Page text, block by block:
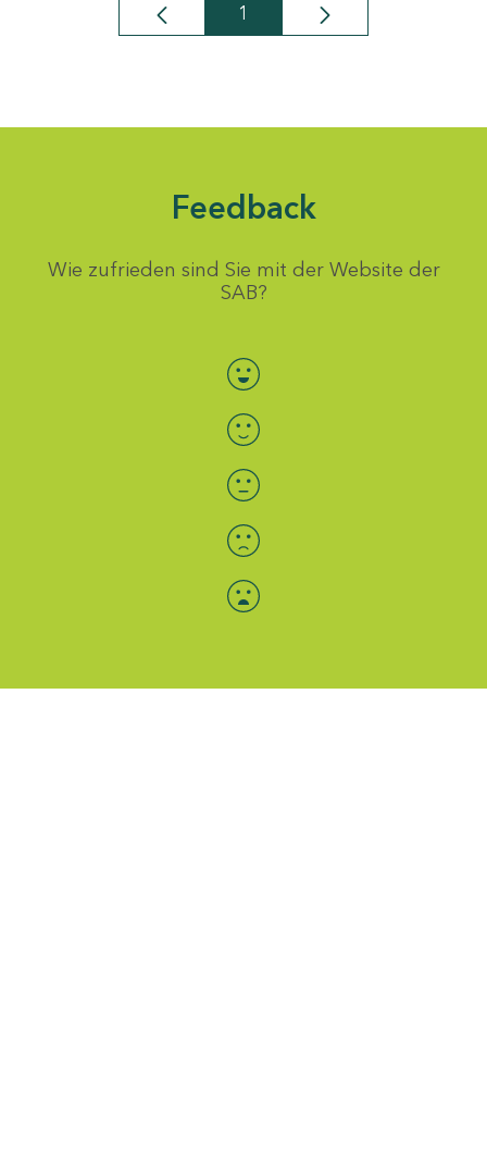
Seite
1
Feedback
Wie zufrieden sind Sie mit der Website der
SAB?
Bewertung auswählen